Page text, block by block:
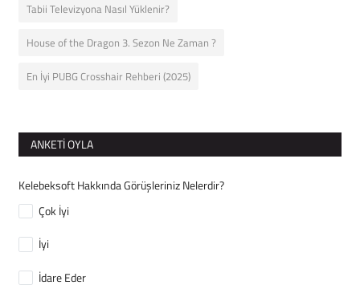
Tabii Televizyona Nasıl Yüklenir?
House of the Dragon 3. Sezon Ne Zaman ?
En İyi PUBG Crosshair Rehberi (2025)
ANKETI OYLA
Kelebeksoft Hakkında Görüşleriniz Nelerdir?
Çok İyi
İyi
İdare Eder